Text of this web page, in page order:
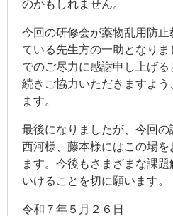
のかもしれません。
今回の研修会が薬物乱用防
ている先生方の一助となり
でのご尽力に感謝申し上げ
続きご協力いただきますよ
ます。
最後になりましたが、今回
西河様、藤本様にはこの場
ます。今後もさまざまな課
いけることを切に願います。
令和７年５月２６日